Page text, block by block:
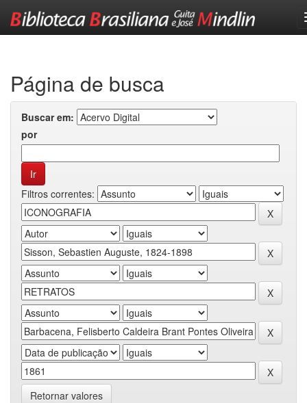
Página de busca
Buscar em:
por
Filtros correntes:
Retornar valores